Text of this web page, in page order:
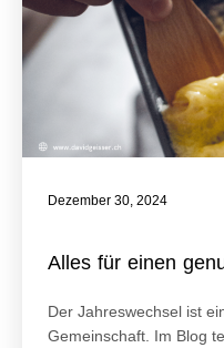
Dezember 30, 2024
Alles für einen
Der Jahreswechsel ist
Gemeinschaft. Im Blog